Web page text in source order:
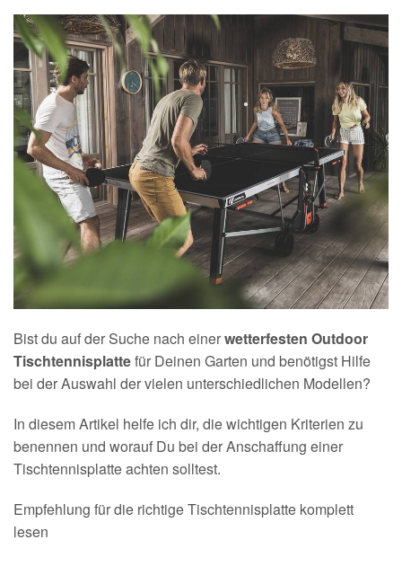
Bist du auf der Suche nach einerwetterfesten Outdoor
Tischtennisplattefür Deinen Garten und benötigst Hilfe
bei der Auswahl der vielen unterschiedlichen Modellen?
In diesem Artikel helfe ich dir, die wichtigen Kriterien zu
benennen und worauf Du bei der Anschaffung einer
Tischtennisplatte achten solltest.
Empfehlung für die richtige Tischtennisplatte komplett
lesen